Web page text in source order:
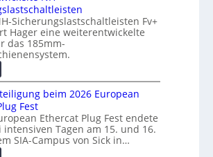
h
g
i
Sicherungslastschaltleisten Fv+
Hager eine weiterentwickelte
das 185mm-
e
beim 2026 European
Fest
Ethercat Plug Fest endete
intensiven Tagen am 15. und 16.
SIA-Campus von Sick in…